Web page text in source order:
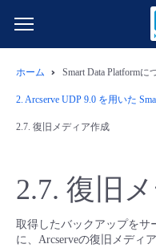
データ利活用
ネットワーク
よくある質問
クラウド/サーバー
料金情報
料金シミュレーター
ご利用開始ガイド
ホーム Smart Data Platformに
2. Arcserve UDP 9.0 を用いた Smart
2.7. 復旧メディア作成
2.7. 復旧
取得したバックアップをサ
に、Arcserveの復旧メディ